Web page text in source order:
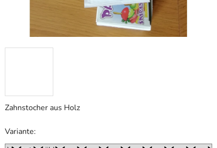
Zahnstocher aus Holz
Variante: